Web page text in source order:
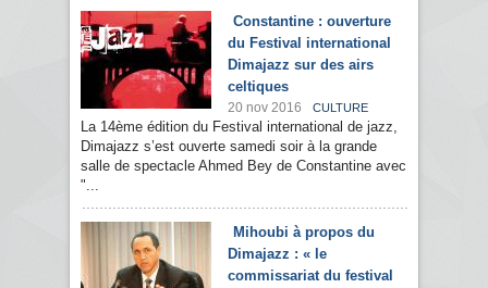
Constantine : ouverture
du Festival international
Dimajazz sur des airs
celtiques
20 nov 2016 CULTURE
La 14ème édition du Festival international de jazz,
Dimajazz s’est ouverte samedi soir à la grande
salle de spectacle Ahmed Bey de Constantine avec
"...
Mihoubi à propos du
Dimajazz : « le
commissariat du festival